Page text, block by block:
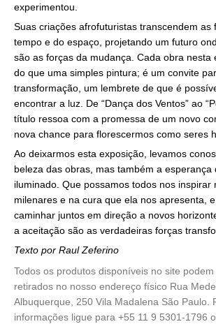
experimentou.
Suas criações afrofuturistas transcendem as
tempo e do espaço, projetando um futuro
são as forças da mudança. Cada obra nesta
do que uma simples pintura; é um convite
transformação, um lembrete de que é
encontrar a luz. De “Dança dos Ventos” ao
título ressoa com a promessa de um novo
nova chance para florescermos como seres
Ao deixarmos esta exposição, levamos
beleza das obras, mas também a esperança
iluminado. Que possamos todos nos inspirar
milenares e na cura que ela nos apresenta,
caminhar juntos em direção a novos
a aceitação são as verdadeiras forças
Texto por Raul Zeferino
Todos os produtos disponíveis no site
retirados no nosso endereço físico Rua
Albuquerque, 250 Vila Madalena São Paulo.
informações ligue para +55 11 9 5301-1796